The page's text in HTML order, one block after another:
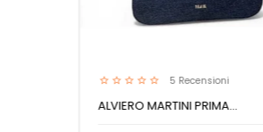
5 Recensioni
ALVIERO MARTINI PRIMA...